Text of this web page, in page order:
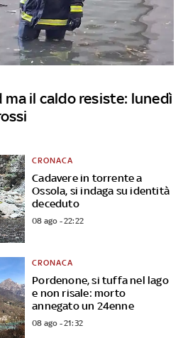
il caldo resiste: lunedì
Cadavere in torrente a
Ossola, si indaga su identità
deceduto
CRONACA
08 ago - 22:22
Pordenone, si tuffa nel lago
e non risale: morto
annegato un 24enne
CRONACA
08 ago - 21:32